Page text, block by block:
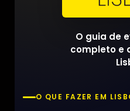
O guia de
completo e
O QUE FAZER EM